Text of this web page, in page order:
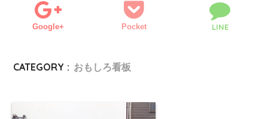
Google+ Pocket LINE
CATEGORY : おもしろ看板